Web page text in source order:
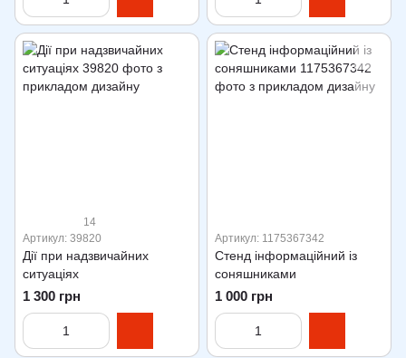
14
Артикул: 39820
Дії при надзвичайних
ситуаціях
1 300 грн
Артикул: 1175367342
Стенд інформаційний із
соняшниками
1 000 грн